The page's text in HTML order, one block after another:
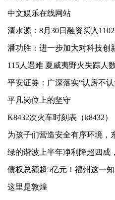
中文娱乐在线网站
115人遇难 夏威夷野火失踪人
平安证券：广深落实“认房不
平凡岗位上的坚守
K8432次火车时刻表（k8432）
债权总额超5亿元！福州这一
这里是敦煌